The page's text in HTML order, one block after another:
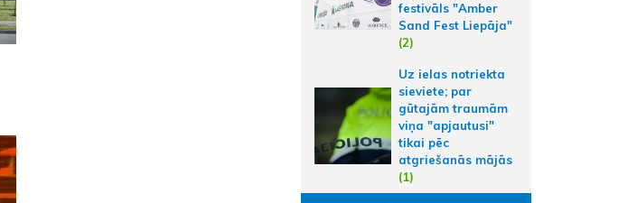
festivāls "Amber
Sand Fest Liepāja"
(2)
Uz ielas notriekta
sieviete; par
gūtajām traumām
viņa "apjautusi"
tikai pēc
atgriešanās mājās
(1)